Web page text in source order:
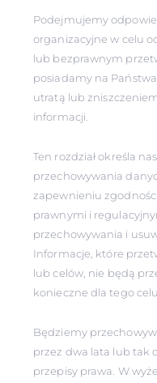
Podejmujemy
organizacyjne w celu
lub bezprawnym
posiadamy na
utratą lub
informacji.
Ten rozdział określa
przechowywania
zapewnieniu
prawnymi i
przechowywania i
Informacje, które
lub celów, nie będą
konieczne dla tego
Będziemy
przez dwa lata lub tak
przepisy prawa. W